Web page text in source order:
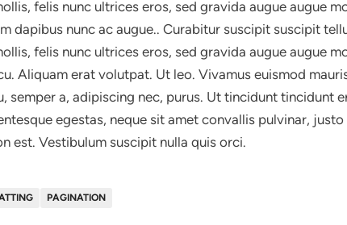
felis nunc ultrices eros, sed gravida augue augue
dapibus nunc ac augue.. Curabitur suscipit suscipit
felis nunc ultrices eros, sed gravida augue augue
Aliquam erat volutpat. Ut leo. Vivamus euismod
semper a, adipiscing nec, purus. Ut tincidunt tincidunt
egestas, neque sit amet convallis pulvinar, justo
est. Vestibulum suscipit nulla quis orci.
PAGINATION